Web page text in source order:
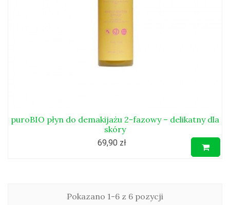
puroBIO płyn do demakijażu 2-fazowy – delikatny dla
skóry
69,90 zł
Pokazano 1-6 z 6 pozycji